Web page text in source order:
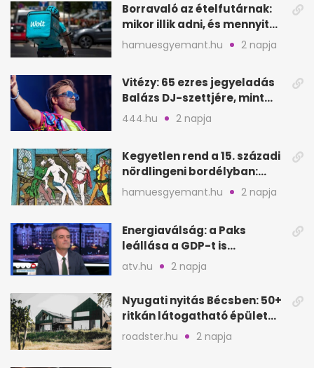
Borravaló az ételfutárnak:
mikor illik adni, és mennyit
rendeléskor?
hamuesgyemant.hu 2 napja
Vitézy: 65 ezres jegyeladás
Balázs DJ-szettjére, mint
metró nélküli Puskás-meccs
444.hu 2 napja
Kegyetlen rend a 15. századi
nördlingeni bordélyban:
verés, éheztetés
hamuesgyemant.hu 2 napja
Energiaválság: a Paks
leállása a GDP-t is
megütheti, int az
atv.hu 2 napja
Nyugati nyitás Bécsben: 50+
ritkán látogatható épület
nyílik meg
roadster.hu 2 napja